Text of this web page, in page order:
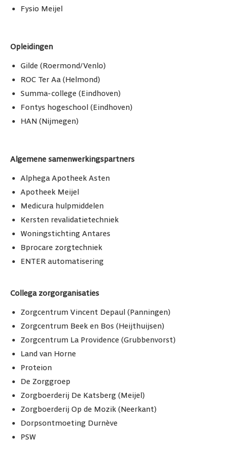
Fysio Meijel
Opleidingen
Gilde (Roermond/Venlo)
ROC Ter Aa (Helmond)
Summa-college (Eindhoven)
Fontys hogeschool (Eindhoven)
HAN (Nijmegen)
Algemene samenwerkingspartners
Alphega Apotheek Asten
Apotheek Meijel
Medicura hulpmiddelen
Kersten revalidatietechniek
Woningstichting Antares
Bprocare zorgtechniek
ENTER automatisering
Collega zorgorganisaties
Zorgcentrum Vincent Depaul (Panningen)
Zorgcentrum Beek en Bos (Heijthuijsen)
Zorgcentrum La Providence (Grubbenvorst)
Land van Horne
Proteion
De Zorggroep
Zorgboerderij De Katsberg (Meijel)
Zorgboerderij Op de Mozik (Neerkant)
Dorpsontmoeting Durnève
PSW